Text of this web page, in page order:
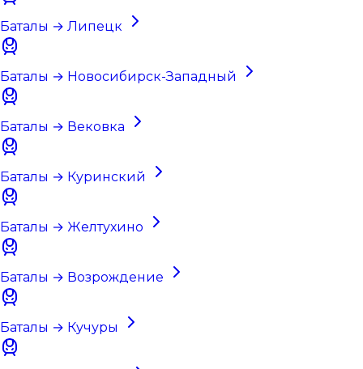
Баталы → Липецк
Баталы → Новосибирск-Западный
Баталы → Вековка
Баталы → Куринский
Баталы → Желтухино
Баталы → Возрождение
Баталы → Кучуры